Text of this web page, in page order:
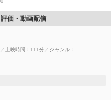
価・動画配信
上映時間：111分
ジャンル：